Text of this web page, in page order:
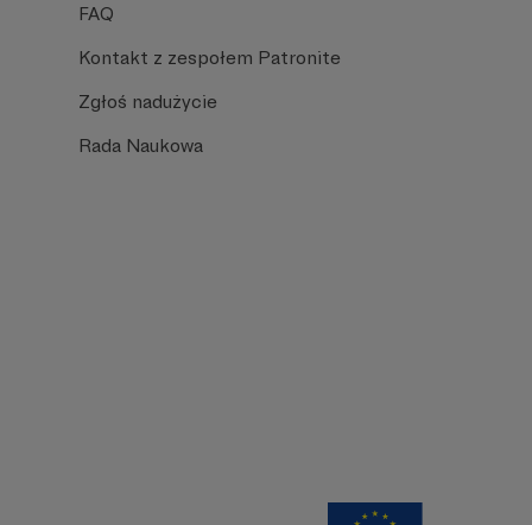
FAQ
Kontakt z zespołem Patronite
Zgłoś nadużycie
Rada Naukowa